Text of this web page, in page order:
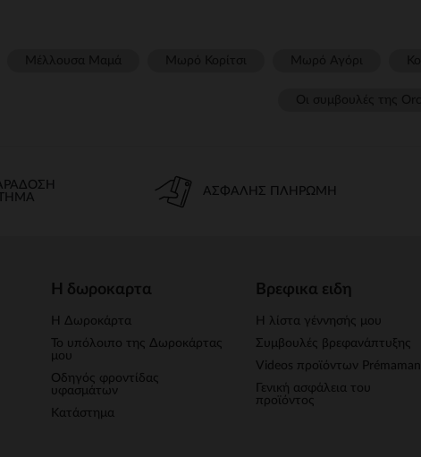
ΑΣΦΑΛΉΣ ΠΛΗΡΩΜΉ
Η δωροκαρτα
Η Δωροκάρτα
Το υπόλοιπο της Δωροκάρτας
μου
Οδηγός φροντίδας
υφασμάτων
Κατάστημα
Βρεφικα ειδη
Η λίστα γέννησής μου
Συμβουλές βρεφανάπτυξης
Videos προϊόντων Prémaman
Γενική ασφάλεια του
προϊόντος